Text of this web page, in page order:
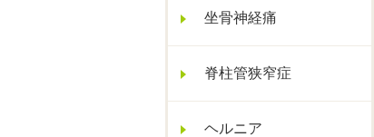
坐骨神経痛
脊柱管狭窄症
ヘルニア